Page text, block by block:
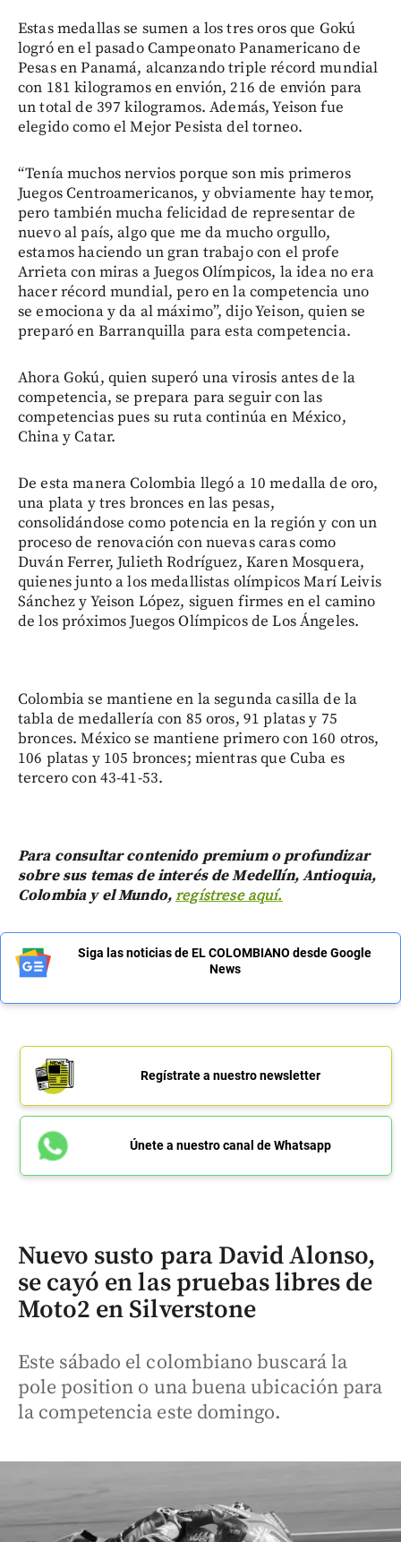
Estas medallas se sumen a los tres oros que Gokú
logró en el pasado Campeonato Panamericano de
Pesas en Panamá, alcanzando triple récord mundial
con 181 kilogramos en envión, 216 de envión para
un total de 397 kilogramos. Además, Yeison fue
elegido como el Mejor Pesista del torneo.
“Tenía muchos nervios porque son mis primeros
Juegos Centroamericanos, y obviamente hay temor,
pero también mucha felicidad de representar de
nuevo al país, algo que me da mucho orgullo,
estamos haciendo un gran trabajo con el profe
Arrieta con miras a Juegos Olímpicos, la idea no era
hacer récord mundial, pero en la competencia uno
se emociona y da al máximo”, dijo Yeison, quien se
preparó en Barranquilla para esta competencia.
Ahora Gokú, quien superó una virosis antes de la
competencia, se prepara para seguir con las
competencias pues su ruta continúa en México,
China y Catar.
De esta manera Colombia llegó a 10 medalla de oro,
una plata y tres bronces en las pesas,
consolidándose como potencia en la región y con un
proceso de renovación con nuevas caras como
Duván Ferrer, Julieth Rodríguez, Karen Mosquera,
quienes junto a los medallistas olímpicos Marí Leivis
Sánchez y Yeison López, siguen firmes en el camino
de los próximos Juegos Olímpicos de Los Ángeles.
Colombia se mantiene en la segunda casilla de la
tabla de medallería con 85 oros, 91 platas y 75
bronces. México se mantiene primero con 160 otros,
106 platas y 105 bronces; mientras que Cuba es
tercero con 43-41-53.
Para consultar contenido premium o profundizar
sobre sus temas de interés de Medellín, Antioquia,
Colombia y el Mundo,regístrese aquí.
Siga las noticias de EL COLOMBIANO desde Google
News
Regístrate a nuestro newsletter
Únete a nuestro canal de Whatsapp
Nuevo susto para David Alonso,
se cayó en las pruebas libres de
Moto2 en Silverstone
Este sábado el colombiano buscará la
pole position o una buena ubicación para
la competencia este domingo.